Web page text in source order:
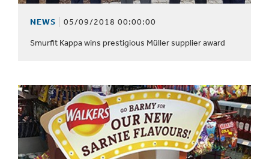
NEWS 05/09/2018 00:00:00
Smurfit Kappa wins prestigious Müller supplier award